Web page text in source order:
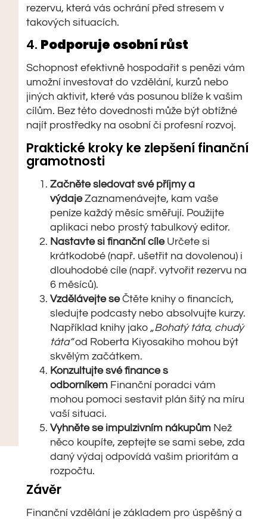
rezervu, která vás ochrání před stresem v
takových situacích.
4. Podporuje osobní růst
Schopnost efektivně hospodařit s penězi vám
umožní investovat do vzdělání, kurzů nebo
jiných aktivit, které vás posunou blíže k vašim
cílům. Bez této dovednosti může být obtížné
najít prostředky na osobní či profesní rozvoj.
Praktické kroky ke zlepšení finanční
gramotnosti
Začněte sledovat své příjmy a
výdajeZaznamenávejte, kam vaše
peníze každý měsíc směřují. Použijte
aplikaci nebo prostý tabulkový editor.
Nastavte si finanční cíleUrčete si
krátkodobé (např. ušetřit na dovolenou) i
dlouhodobé cíle (např. vytvořit rezervu na
6 měsíců).
Vzdělávejte seČtěte knihy o financích,
sledujte podcasty nebo absolvujte kurzy.
Například knihy jako „Bohatý táta, chudý
táta“od Roberta Kiyosakiho mohou být
skvělým začátkem.
Konzultujte své finance s
odborníkemFinanční poradci vám
mohou pomoci sestavit plán šitý na míru
vaší situaci.
Vyhněte se impulzivním nákupůmNež
něco koupíte, zeptejte se sami sebe, zda
daný výdaj odpovídá vašim prioritám a
rozpočtu.
Závěr
Finanční vzdělání je základem pro úspěšný a